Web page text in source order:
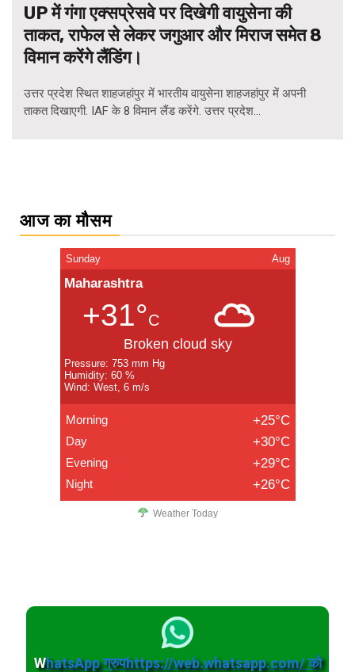
UP में गंगा एक्सप्रेसवे पर दिखेगी वायुसेना की
ताकत, राफेल से लेकर जगुआर और मिराज समेत 8
विमान करेंगे लैंडिंग।
उत्तर प्रदेश स्थित शाहजहांपुर में भारतीय वायुसेना शाहजहांपुर में अपनी
ताकत दिखाएगी. IAF के 8 विमान लैंड करेंगे. उत्तर प्रदेश...
आज का मौसम
Sunday Aug
Maharashtra
+31°C
Broken cloud sky
Pressure: 753 mm Hg
Humidity: 60 %
Wind: West, 6 m/s
Morning +25°C
Day +30°C
Evening +29°C
Night +26°C
Weather Today
WhatsApp ग्रुपhttps://web.whatsapp.com/ को